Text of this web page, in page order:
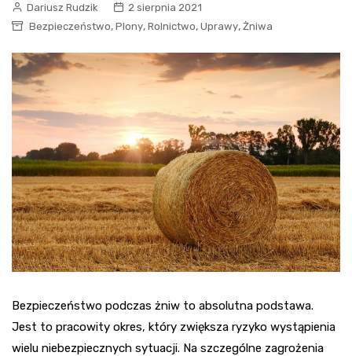
Dariusz Rudzik
2 sierpnia 2021
Bezpieczeństwo, Plony, Rolnictwo, Uprawy, Żniwa
Bezpieczeństwo podczas żniw to absolutna podstawa.
Jest to pracowity okres, który zwiększa ryzyko wystąpienia
wielu niebezpiecznych sytuacji. Na szczególne zagrożenia